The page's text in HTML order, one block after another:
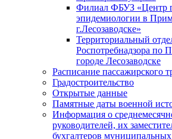
Филиал ФБУЗ «Центр
эпидемиологии в
г.Лесозаводске»
Территориальный
Роспотребнадзора по
городе Лесозаводске
Расписание пассажирского
Градостроительство
Открытые данные
Памятные даты военной
Информация о
руководителей, их
бухгалтеров